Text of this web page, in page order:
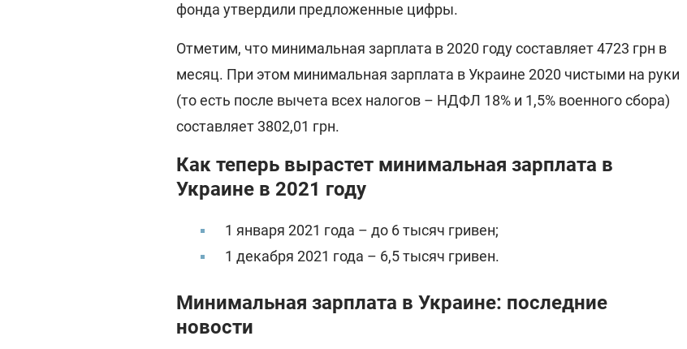
фонда утвердили предложенные цифры.
Отметим, что минимальная зарплата в 2020 году составляет 4723 грн в
месяц. При этом минимальная зарплата в Украине 2020 чистыми на руки
(то есть после вычета всех налогов – НДФЛ 18% и 1,5% военного сбора)
составляет 3802,01 грн.
Как теперь вырастет минимальная зарплата в
Украине в 2021 году
1 января 2021 года – до 6 тысяч гривен;
1 декабря 2021 года – 6,5 тысяч гривен.
Минимальная зарплата в Украине: последние
новости